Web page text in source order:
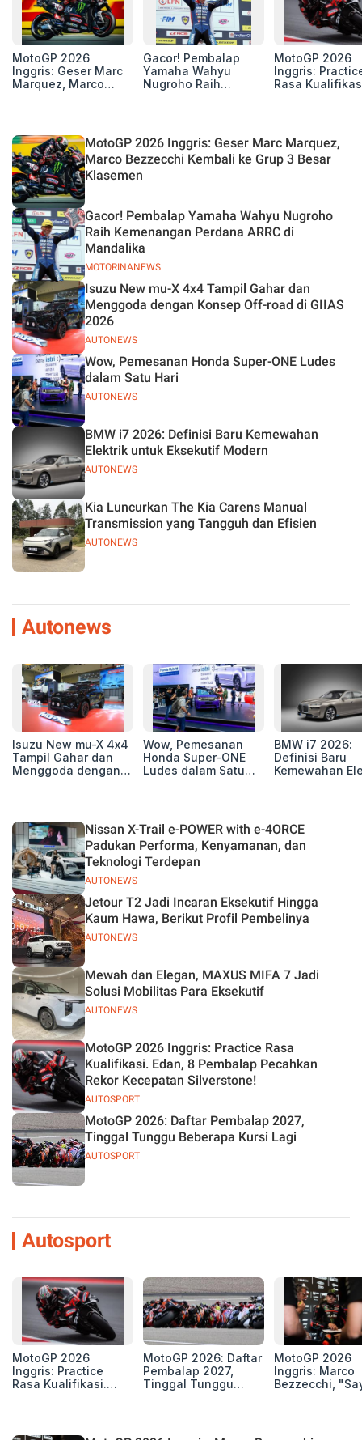
MotoGP 2026
Inggris: Geser Marc
Marquez, Marco
Gacor! Pembalap
Yamaha Wahyu
Nugroho Raih
MotoGP 2026
Inggris:
Rasa
Silverstone!
MotoGP 2026 Inggris: Geser Marc Marquez,
Marco Bezzecchi Kembali ke Grup 3 Besar
Klasemen
MOTORINANEWS
Gacor! Pembalap Yamaha Wahyu Nugroho
Raih Kemenangan Perdana ARRC di
Mandalika
AUTONEWS
Isuzu New mu-X 4x4 Tampil Gahar dan
Menggoda dengan Konsep Off-road di GIIAS
2026
AUTONEWS
Wow, Pemesanan Honda Super-ONE Ludes
dalam Satu Hari
AUTONEWS
BMW i7 2026: Definisi Baru Kemewahan
Elektrik untuk Eksekutif Modern
AUTONEWS
Kia Luncurkan The Kia Carens Manual
Transmission yang Tangguh dan Efisien
Autonews
Isuzu New mu-X 4x4
Tampil Gahar dan
Menggoda dengan
Wow, Pemesanan
Honda Super-ONE
Ludes dalam Satu
BMW i7 2026:
Definisi Baru
Kemewahan
AUTONEWS
Nissan X-Trail e-POWER with e-4ORCE
Padukan Performa, Kenyamanan, dan
Teknologi Terdepan
AUTONEWS
Jetour T2 Jadi Incaran Eksekutif Hingga
Kaum Hawa, Berikut Profil Pembelinya
AUTONEWS
Mewah dan Elegan, MAXUS MIFA 7 Jadi
Solusi Mobilitas Para Eksekutif
AUTOSPORT
MotoGP 2026 Inggris: Practice Rasa
Kualifikasi. Edan, 8 Pembalap Pecahkan
Rekor Kecepatan Silverstone!
AUTOSPORT
MotoGP 2026: Daftar Pembalap 2027,
Tinggal Tunggu Beberapa Kursi Lagi
Autosport
MotoGP 2026
Inggris: Practice
Rasa Kualifikasi.
Silverstone!
MotoGP 2026: Daftar
Pembalap 2027,
Tinggal Tunggu
MotoGP 2026
Inggris: Marco
Bezzecchi,